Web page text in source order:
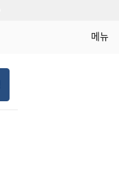
메뉴